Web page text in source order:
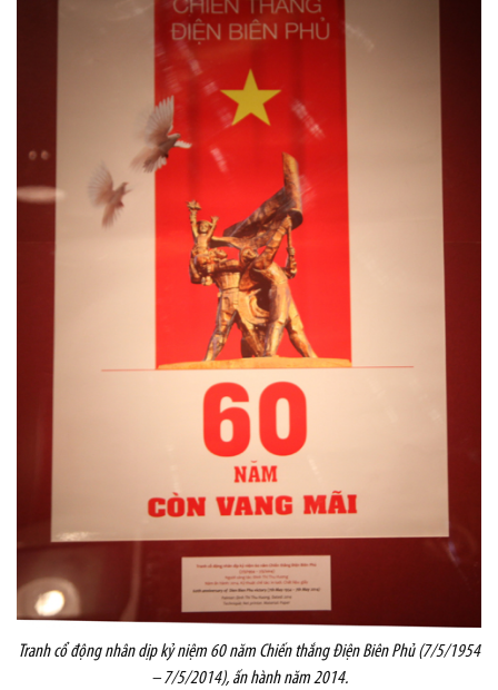
Tranh cổ động nhân dịp kỷ niệm 60 năm Chiến thắng Điện Biên Phủ (7/5/1954
– 7/5/2014), ấn hành năm 2014.